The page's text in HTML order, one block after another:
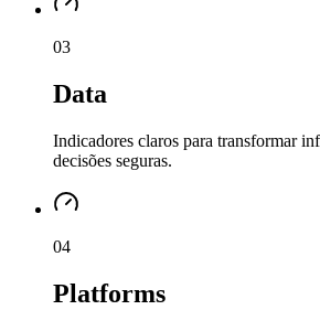
03
Data
Indicadores claros para transformar
decisões seguras.
04
Platforms